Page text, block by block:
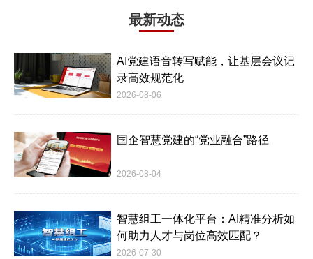
最新动态
AI党建语音转写赋能，让基层会议记
录高效规范化
2026-08-06
国企智慧党建的“党业融合”路径
2026-08-04
智慧组工一体化平台：AI精准分析如
何助力人才与岗位高效匹配？
2026-07-30